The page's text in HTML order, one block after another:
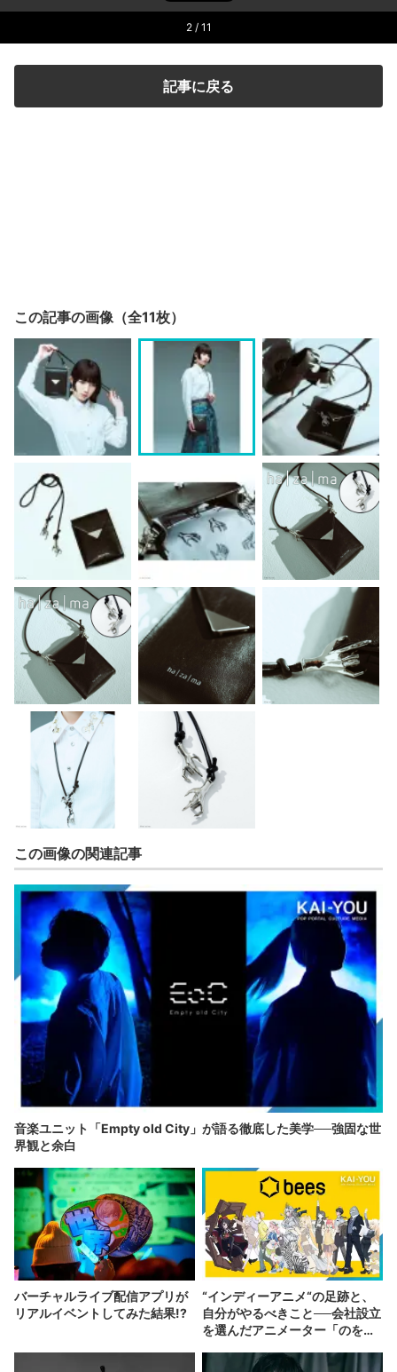
2/ 11
記事に戻る
この記事の画像（全11枚）
この画像の関連記事
音楽ユニット「Empty old City」が語る徹底した美学──強固な世
界観と余白
バーチャルライブ配信アプリが
リアルイベントしてみた結果!?
“インディーアニメ“の足跡と、
自分がやるべきこと──会社設立
を選んだアニメーター「のを